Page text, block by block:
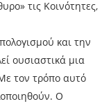
τις Κοινότητες,
και την
ουσιαστικά μια
τον τρόπο αυτό
Ο